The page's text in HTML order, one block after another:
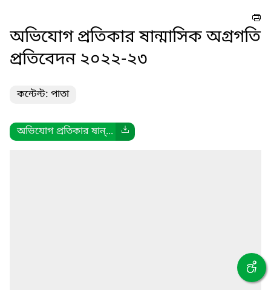
অভিযোগ প্রতিকার ষান্মাসিক অগ্রগতি
প্রতিবেদন ২০২২-২৩
কন্টেন্ট: পাতা
অভিযোগ প্রতিকার ষান্...